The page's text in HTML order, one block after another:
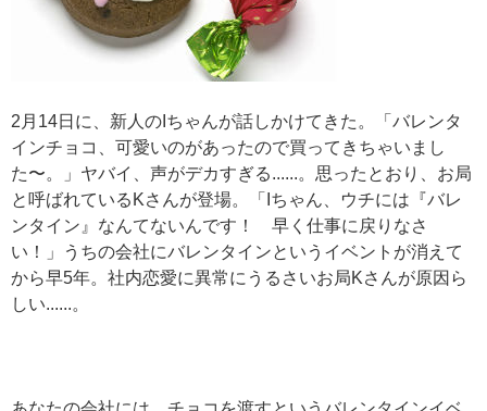
2月14日に、新人のIちゃんが話しかけてきた。「バレンタ
インチョコ、可愛いのがあったので買ってきちゃいまし
た〜。」ヤバイ、声がデカすぎる......。思ったとおり、お局
と呼ばれているKさんが登場。「Iちゃん、ウチには『バレ
ンタイン』なんてないんです！ 早く仕事に戻りなさ
い！」うちの会社にバレンタインというイベントが消えて
から早5年。社内恋愛に異常にうるさいお局Kさんが原因ら
しい......。